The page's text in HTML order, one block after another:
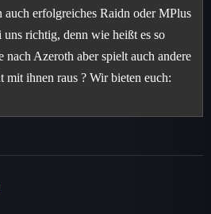
erfolgreiches Raidn oder MPlus
richtig, denn wie heißt es so
nach Azeroth aber spielt auch andere
mit ihnen raus ? Wir bieten euch: